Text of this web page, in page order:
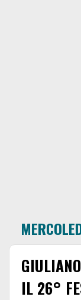
IL 26°